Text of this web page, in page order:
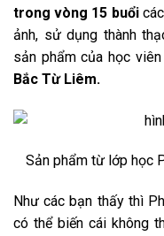
trong vòng 15 buổicác
ảnh, sử dụng thành
sản phẩm của học
Bắc Từ Liêm.
Sản phẩm từ lớp học
Như các bạn thấy thì
có thể biến cái không